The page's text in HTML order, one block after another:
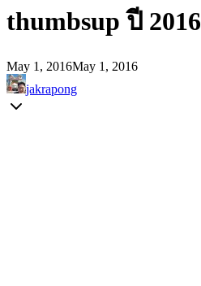
thumbsup ปี 2016
May 1, 2016May 1, 2016
jakrapong